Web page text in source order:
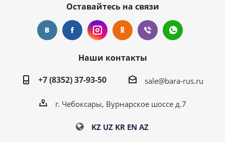
Оставайтесь на связи
Наши контакты
+7 (8352) 37-93-50
sale@bara-rus.ru
г. Чебоксары, Вурнарское шоссе д.7
KZ UZ KR EN AZ